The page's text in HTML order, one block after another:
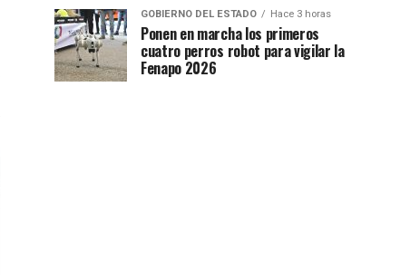
GOBIERNO DEL ESTADO Hace 3 horas
Ponen en marcha los primeros
cuatro perros robot para vigilar la
Fenapo 2026